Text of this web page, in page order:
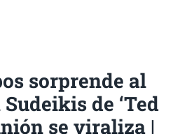
sorprende al
de ‘Ted
se viraliza |